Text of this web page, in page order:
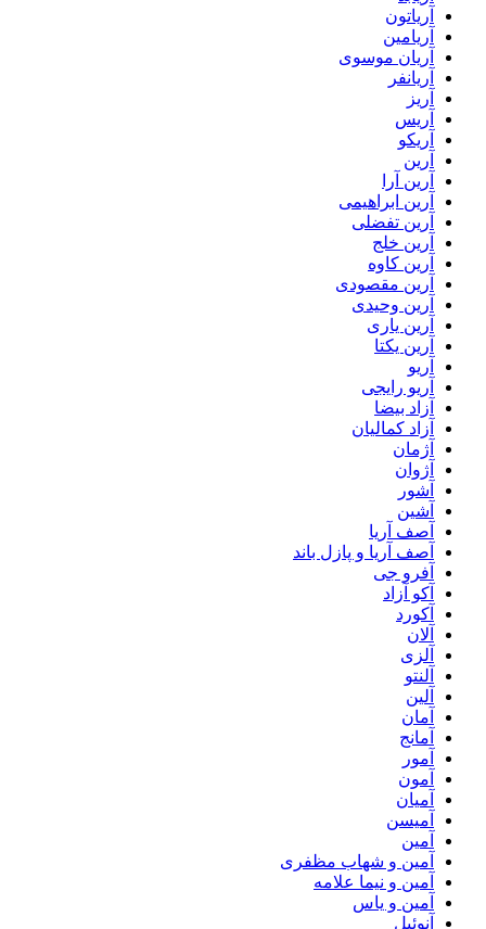
آریاتون
آریامین
آریان موسوی
آریانفر
آریز
آریس
آریکو
آرین
آرین آرا
آرین ابراهیمی
آرین تفضلی
آرین خلج
آرین کاوه
آرین مقصودی
آرین وحیدی
آرین یاری
آرین یکتا
آریو
آریو رایجی
آزاد بیضا
آزاد کمالیان
آژمان
آژوان
آشور
آشین
آصف آریا
آصف آریا و پازل باند
آفرو جی
آکو آزاد
آکورد
آلان
آلزی
آلنتو
آلین
آمان
آمانج
آمور
آمون
آمیان
آمیسن
آمین
آمین و شهاب مظفری
آمین و نیما علامه
آمین و یاس
آنوئیل